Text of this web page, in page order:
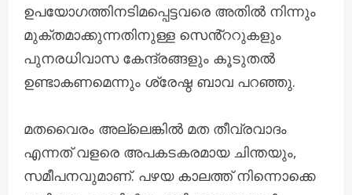
ഉപയോഗത്തിനടിമപ്പെട്ടവരെ അതിൽ നിന്നും
മുക്തമാക്കുന്നതിനുള്ള സെൻ്ററുകളും
പുനരധിവാസ കേന്ദ്രങ്ങളും കൂടുതൽ
ഉണ്ടാകണമെന്നും ശ്രേഷ്ഠ ബാവ പറഞ്ഞു.
മതവൈരം അല്ലെങ്കിൽ മത തീവ്രവാദം
എന്നത് വളരെ അപകടകരമായ ചിന്തയും,
സമീപനവുമാണ്. പഴയ കാലത്ത് നിന്നൊക്കെ